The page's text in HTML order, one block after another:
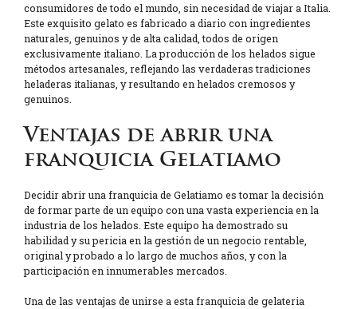
consumidores de todo el mundo, sin necesidad de viajar a Italia.
Este exquisito gelato es fabricado a diario con ingredientes
naturales, genuinos y de alta calidad, todos de origen
exclusivamente italiano. La producción de los helados sigue
métodos artesanales, reflejando las verdaderas tradiciones
heladeras italianas, y resultando en helados cremosos y
genuinos.
Ventajas de abrir una
franquicia Gelatiamo
Decidir abrir una franquicia de Gelatiamo es tomar la decisión
de formar parte de un equipo con una vasta experiencia en la
industria de los helados. Este equipo ha demostrado su
habilidad y su pericia en la gestión de un negocio rentable,
original y probado a lo largo de muchos años, y con la
participación en innumerables mercados.
Una de las ventajas de unirse a esta franquicia de gelateria